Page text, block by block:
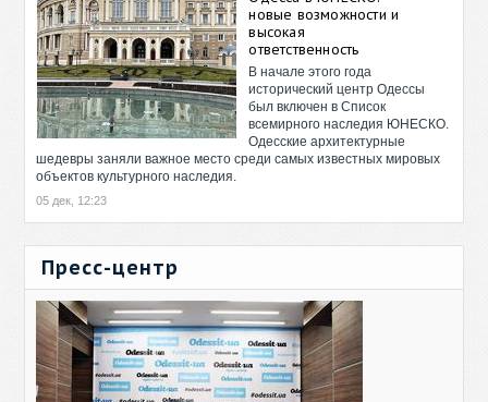
новые возможности и
высокая
ответственность
В начале этого года
исторический центр Одессы
был включен в Список
всемирного наследия ЮНЕСКО.
Одесские архитектурные
шедевры заняли важное место среди самых известных мировых
объектов культурного наследия.
05 дек, 12:23
Пресс-центр